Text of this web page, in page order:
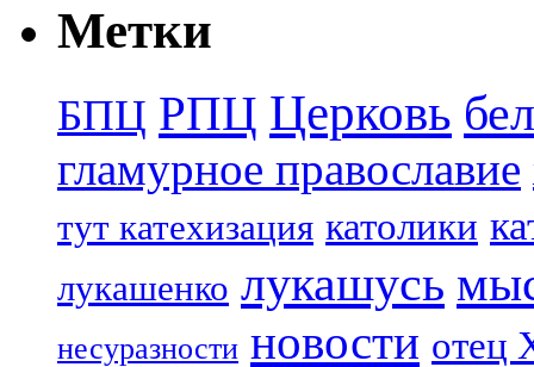
Метки
БПЦ РПЦ Церковь
гламурное православие
тут катехизация католики
лукашенко лукашусь
несуразности новости отец